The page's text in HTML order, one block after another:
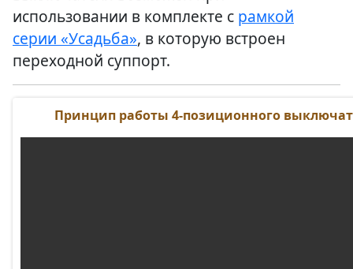
использовании в комплекте с рамкой
серии «Усадьба», в которую встроен
переходной суппорт.
Принцип работы 4-позиционного